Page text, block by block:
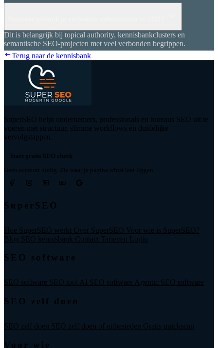
Dit is belangrijk bij topical authority, kennisbankclusters en
semantische SEO-projecten met veel verbonden begrippen.
Terug naar de kennisbank
SuperSEO helpt ondernemers, professionals en bureaus SEO uit te
voeren met structuur, slimme workflows en duidelijke
vervolgstappen.
Start gratis SEO check
Geen account nodig. Zie waar je pagina winst laat liggen.
SuperSEO
Hoe SuperSEO werkt Over SuperSEO Voor wie is SuperSEO?
Blog SEO kennisbank Contact Tarieven Login
SEO software
SEO software SEO tool AI SEO software Agentic SEO software
SEO zelf doen
SEO zelf doen SEO zelf doen of uitbesteden Gratis quickscan
Voor wie